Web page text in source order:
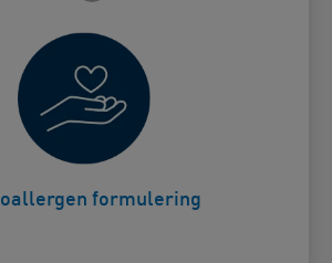
formulering
for ansikt og lepper.